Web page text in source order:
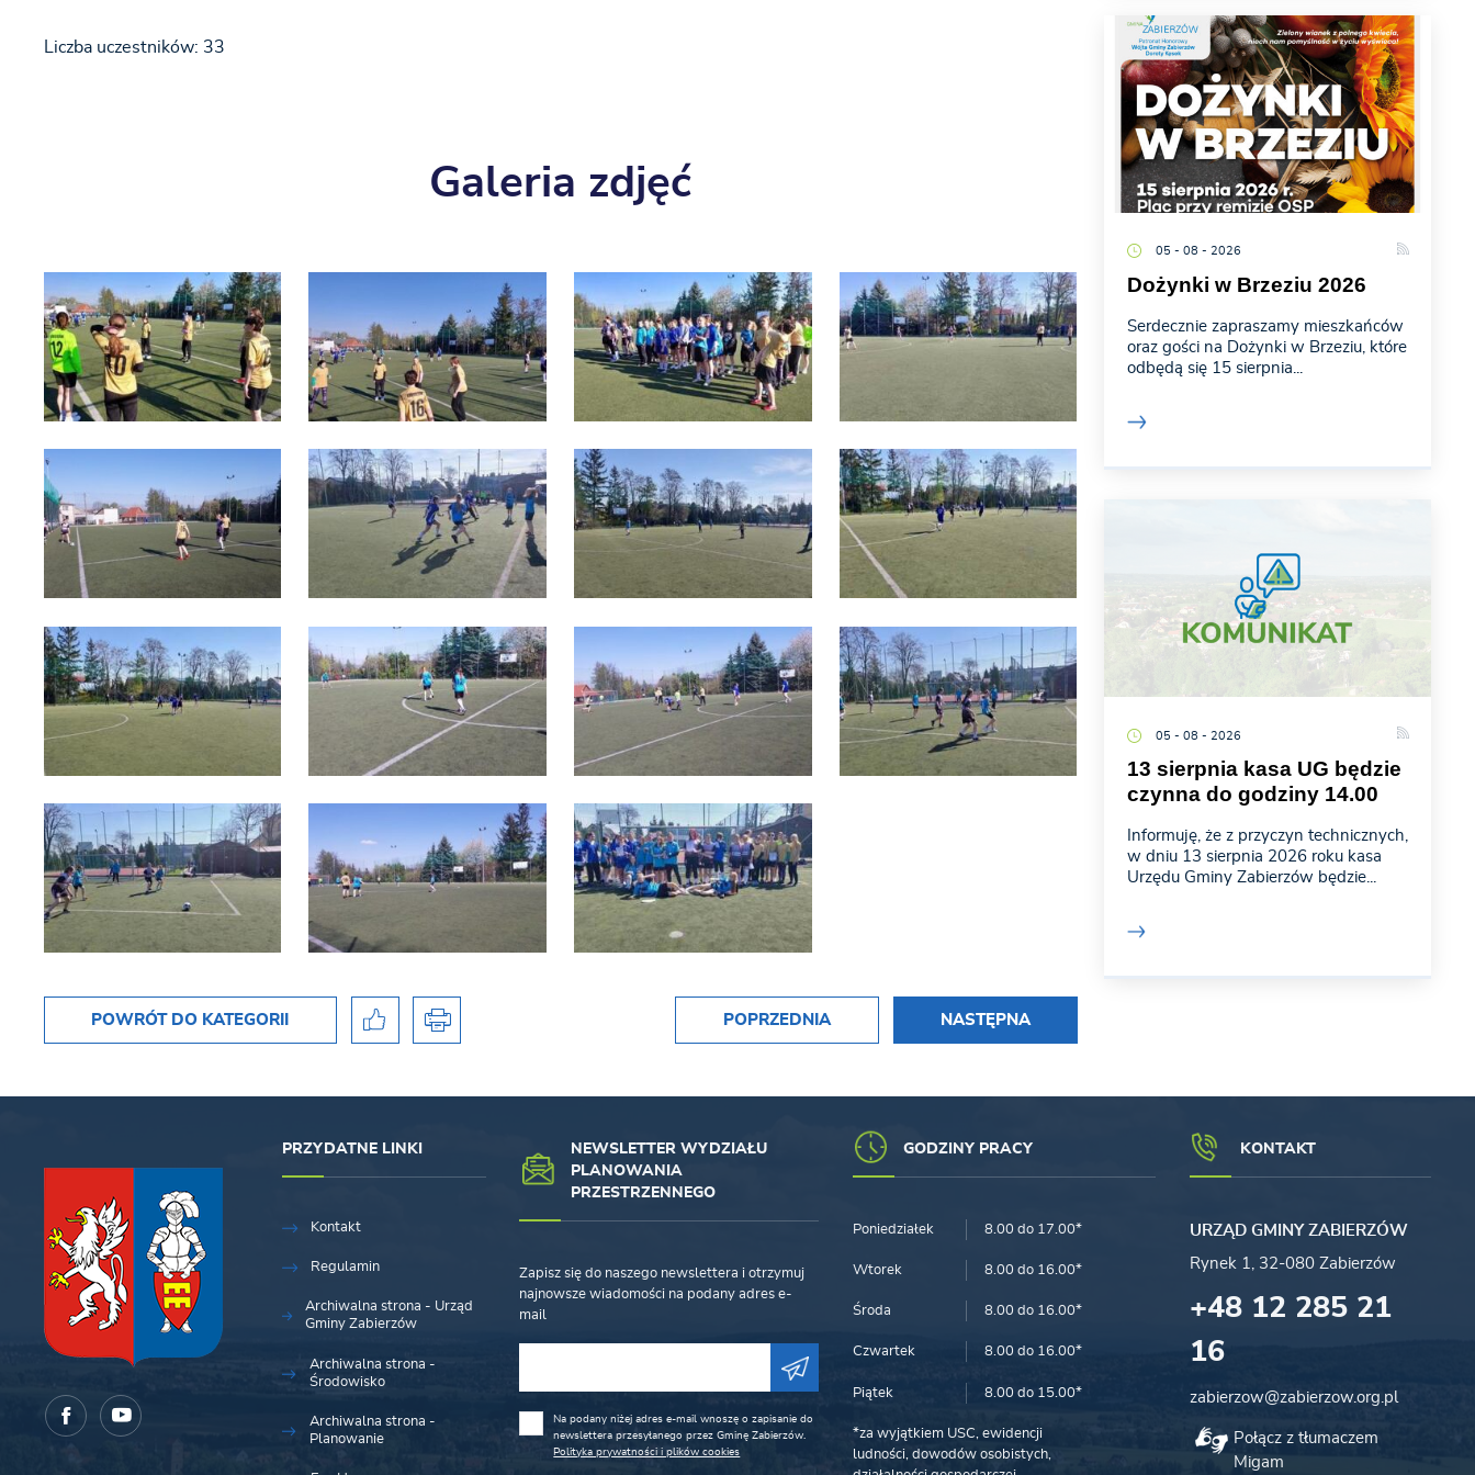
Liczba uczestników: 33
Galeria zdjęć
POWRÓT DO KATEGORII POPRZEDNIA NASTĘPNA
05 - 08 - 2026
Dożynki w Brzeziu 2026
Serdecznie zapraszamy mieszkańców
oraz gości na Dożynki w Brzeziu, które
odbędą się 15 sierpnia...
05 - 08 - 2026
13 sierpnia kasa UG będzie
czynna do godziny 14.00
Informuję, że z przyczyn technicznych,
w dniu 13 sierpnia 2026 roku kasa
Urzędu Gminy Zabierzów będzie...
PRZYDATNE LINKI
Kontakt
Regulamin
Archiwalna strona - Urząd
Gminy Zabierzów
Archiwalna strona -
Środowisko
Archiwalna strona -
Planowanie
NEWSLETTER WYDZIAŁU
PLANOWANIA
PRZESTRZENNEGO
Zapisz się do naszego newslettera i otrzymuj
najnowsze wiadomości na podany adres e-
mail
Na podany niżej adres e-mail wnoszę o zapisanie do
newslettera przesyłanego przez Gminę Zabierzów.
Polityka prywatności i plików cookies
GODZINY PRACY
Poniedziałek 8.00 do 17.00*
Wtorek 8.00 do 16.00*
Środa 8.00 do 16.00*
Czwartek 8.00 do 16.00*
Piątek 8.00 do 15.00*
*za wyjątkiem USC, ewidencji
ludności, dowodów osobistych,
KONTAKT
URZĄD GMINY ZABIERZÓW
Rynek 1, 32-080 Zabierzów
+48 12 285 21
16
zabierzow@zabierzow.org.pl
Połącz z tłumaczem
Migam